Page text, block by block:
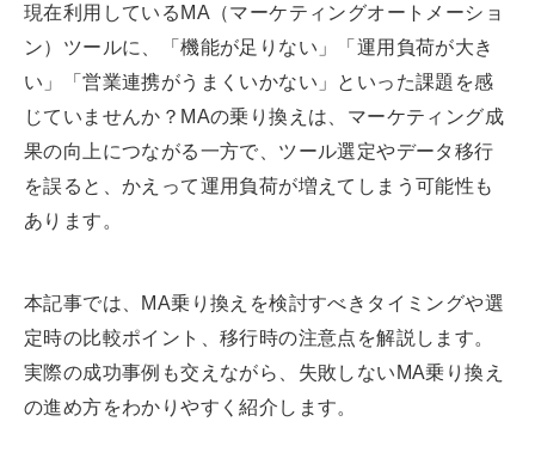
現在利用しているMA（マーケティングオートメーショ
ン）ツールに、「機能が足りない」「運用負荷が大き
い」「営業連携がうまくいかない」といった課題を感
じていませんか？MAの乗り換えは、マーケティング成
果の向上につながる一方で、ツール選定やデータ移行
を誤ると、かえって運用負荷が増えてしまう可能性も
あります。
本記事では、MA乗り換えを検討すべきタイミングや選
定時の比較ポイント、移行時の注意点を解説します。
実際の成功事例も交えながら、失敗しないMA乗り換え
の進め方をわかりやすく紹介します。